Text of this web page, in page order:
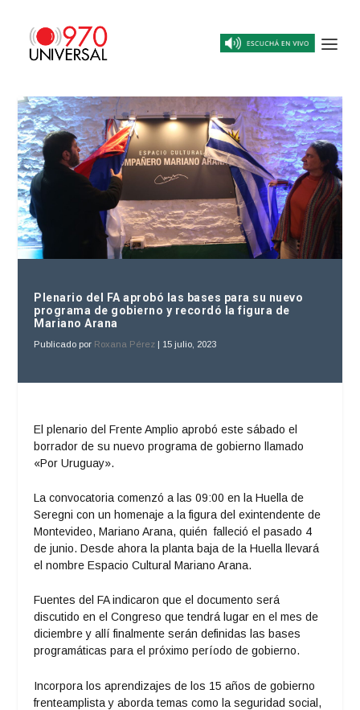
Plenario del FA aprobó las bases para su nuevo
programa de gobierno y recordó la figura de
Mariano Arana
Publicado por Roxana Pérez | 15 julio, 2023
El plenario del Frente Amplio aprobó este sábado el
borrador de su nuevo programa de gobierno llamado
«Por Uruguay».
La convocatoria comenzó a las 09:00 en la Huella de
Seregni con un homenaje a la figura del exintendente de
Montevideo, Mariano Arana, quién falleció el pasado 4
de junio. Desde ahora la planta baja de la Huella llevará
el nombre Espacio Cultural Mariano Arana.
Fuentes del FA indicaron que el documento será
discutido en el Congreso que tendrá lugar en el mes de
diciembre y allí finalmente serán definidas las bases
programáticas para el próximo período de gobierno.
Incorpora los aprendizajes de los 15 años de gobierno
frenteamplista y aborda temas como la seguridad social,